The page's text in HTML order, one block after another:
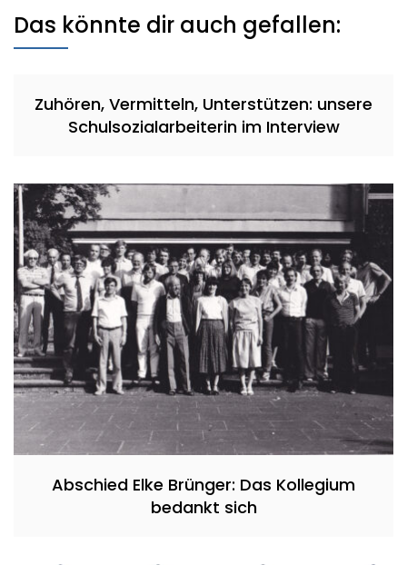
Das könnte dir auch gefallen:
Zuhören, Vermitteln, Unterstützen: unsere
Schulsozialarbeiterin im Interview
Abschied Elke Brünger: Das Kollegium
bedankt sich